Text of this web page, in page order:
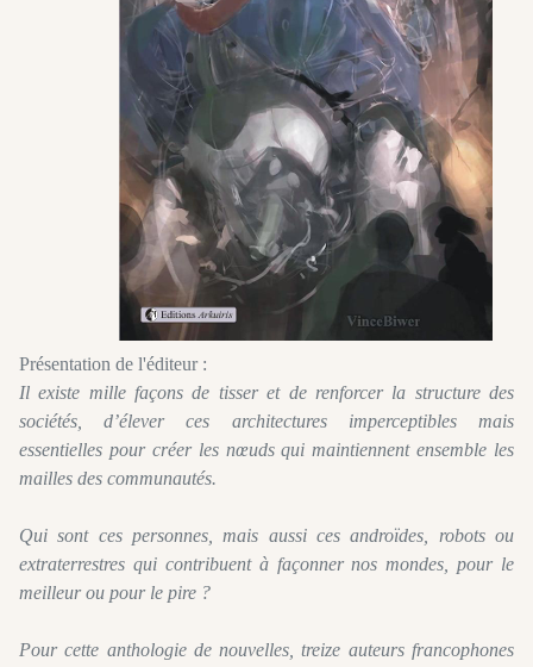
Présentation de l'éditeur :
Il existe mille façons de tisser et de renforcer la structure des
sociétés, d’élever ces architectures imperceptibles mais
essentielles pour créer les nœuds qui maintiennent ensemble les
mailles des communautés.
Qui sont ces personnes, mais aussi ces androïdes, robots ou
extraterrestres qui contribuent à façonner nos mondes, pour le
meilleur ou pour le pire ?
Pour cette anthologie de nouvelles, treize auteurs francophones